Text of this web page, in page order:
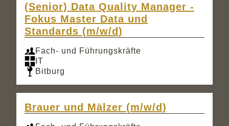
(Senior) Data Quality Manager -
Fokus Master Data und
Standards (m/w/d)
Fach- und Führungskräfte
IT
Bitburg
Brauer und Mälzer (m/w/d)